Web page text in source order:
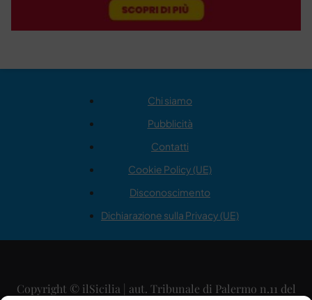
Chi siamo
Pubblicità
Contatti
Cookie Policy (UE)
Disconoscimento
Dichiarazione sulla Privacy (UE)
Copyright © ilSicilia | aut. Tribunale di Palermo n.11 del